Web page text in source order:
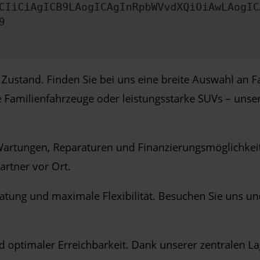
Finden Sie bei uns eine breite Auswahl an
oder leistungsstarke SUVs –
Reparaturen und
vor Ort.
und maximale Flexibilität. Besuchen Sie uns
Erreichbarkeit. Dank unserer zentralen